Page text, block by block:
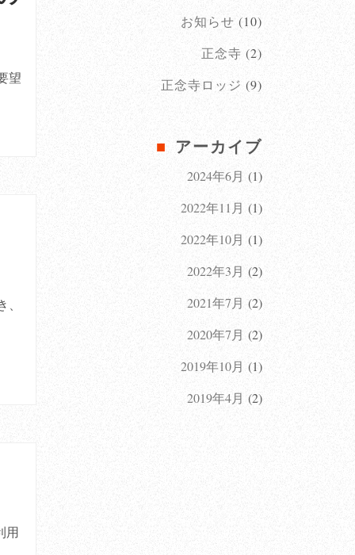
望
用
お知らせ (10)
正念寺 (2)
正念寺ロッジ (9)
アーカイブ
2024年6月 (1)
2022年11月 (1)
2022年10月 (1)
2022年3月 (2)
2021年7月 (2)
2020年7月 (2)
2019年10月 (1)
2019年4月 (2)